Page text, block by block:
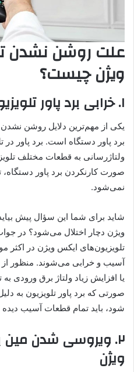
علت روشن نشدن
ویژن چیست؟
۱.خرابی برد پاور
یکی از مهم‌ترین دلایل روشن
برد پاور دستگاه است. برد پاور
ولتا‌ژرسانی به قطعات مختلف
صورت کارنکردن برد پاور
نمی‌شود.
شاید برای شما این سؤال پیش
ویژن دچار اختلال می‌شود؟ در
تلویزیون‌های ایکس ویژن در اکثر
آسیب و خرابی می‌شوند. منظور
یا افزایش زیاد ولتاژ برق ورودی
صورتی که برد پاور تلویزیون به
شود، باید تمام قطعات آسیب
۲.ویروسی شدن مین
ویژن